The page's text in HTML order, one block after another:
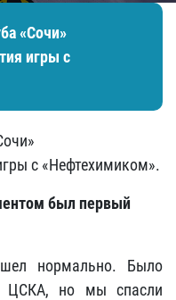
«Сочи»
игры с
с «Нефтехимиком».
был первый
нормально. Было
ЦСКА, но мы спасли